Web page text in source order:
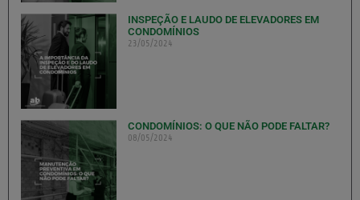
INSPEÇÃO E LAUDO DE ELEVADORES EM
CONDOMÍNIOS
23/05/2024
CONDOMÍNIOS: O QUE NÃO PODE FALTAR?
08/05/2024